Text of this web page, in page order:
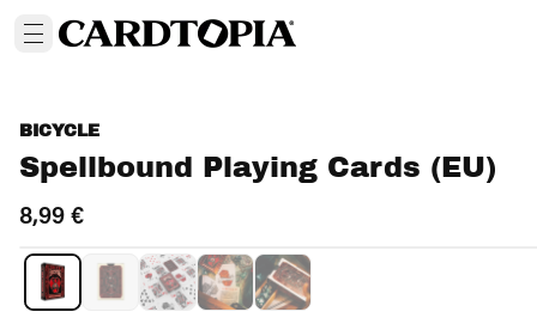
BICYCLE
Spellbound Playing Cards (EU)
8,99 €